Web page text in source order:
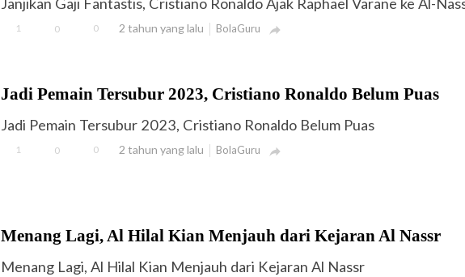
Janjikan Gaji Fantastis, Cristiano Ronaldo Ajak Raphael Varane ke Al-
1 0 0 2 tahun yang lalu BolaGuru 
Jadi Pemain Tersubur 2023, Cristiano Ronaldo Belum Puas
Jadi Pemain Tersubur 2023, Cristiano Ronaldo Belum Puas
1 0 0 2 tahun yang lalu BolaGuru 
Menang Lagi, Al Hilal Kian Menjauh dari Kejaran Al Nassr
Menang Lagi, Al Hilal Kian Menjauh dari Kejaran Al Nassr